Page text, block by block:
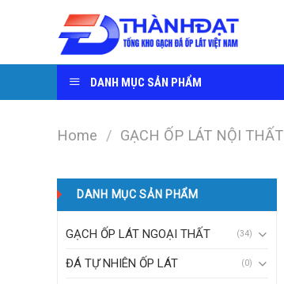
DANH MỤC SẢN PHẨM
Home / GẠCH ỐP LÁT NỘI THẤT
DANH MỤC SẢN PHẨM
GẠCH ỐP LÁT NGOẠI THẤT (34)
ĐÁ TỰ NHIÊN ỐP LÁT (0)